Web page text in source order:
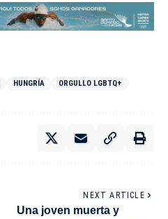
HUNGRÍA ORGULLO LGBTQ+
NEXT ARTICLE
Una joven muerta y